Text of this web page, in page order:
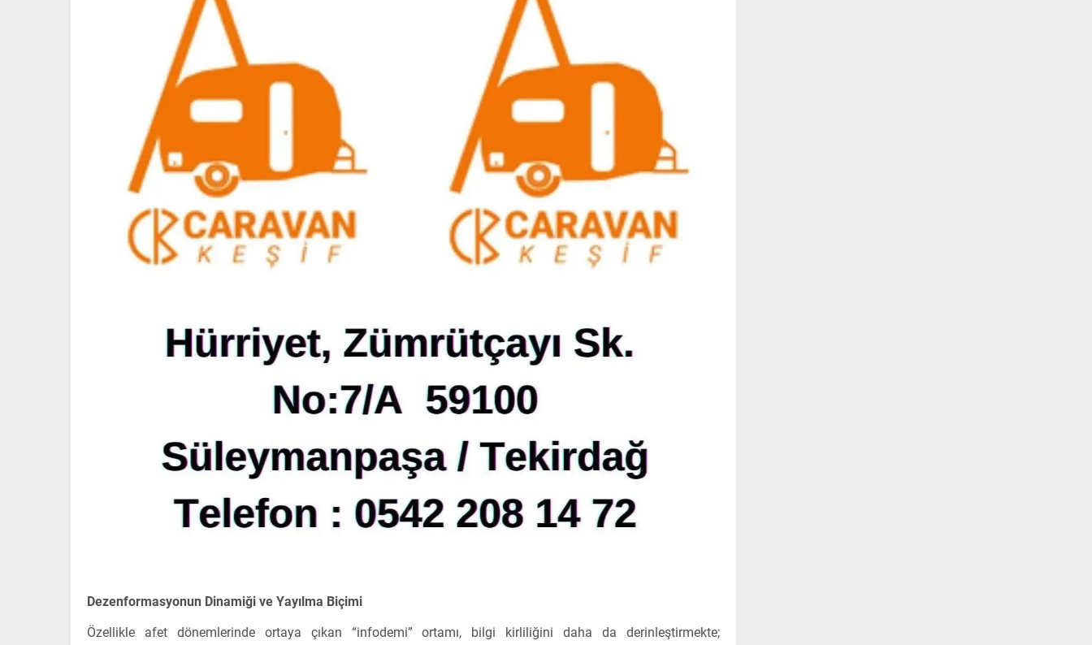
Dezenformasyonun Dinamiği ve Yayılma Biçimi
Özellikle afet dönemlerinde ortaya çıkan “infodemi” ortamı, bilgi kirliliğini daha da derinleştirmekte;